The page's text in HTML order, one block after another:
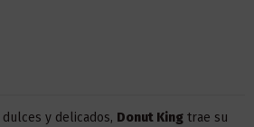
y delicados, Donut Kingtrae su